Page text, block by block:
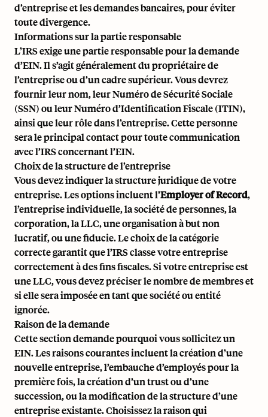
d’entreprise et les demandes bancaires, pour éviter
toute divergence.
Informations sur la partie responsable
L’IRS exige une partie responsable pour la demande
d’EIN. Il s’agit généralement du propriétaire de
l’entreprise ou d’un cadre supérieur. Vous devrez
fournir leur nom, leur Numéro de Sécurité Sociale
(SSN) ou leur Numéro d’Identification Fiscale (ITIN),
ainsi que leur rôle dans l’entreprise. Cette personne
sera le principal contact pour toute communication
avec l’IRS concernant l’EIN.
Choix de la structure de l’entreprise
Vous devez indiquer la structure juridique de votre
entreprise. Les options incluent l’Employer of Record,
l’entreprise individuelle, la société de personnes, la
corporation, la LLC, une organisation à but non
lucratif, ou une fiducie. Le choix de la catégorie
correcte garantit que l’IRS classe votre entreprise
correctement à des fins fiscales. Si votre entreprise est
une LLC, vous devez préciser le nombre de membres et
si elle sera imposée en tant que société ou entité
ignorée.
Raison de la demande
Cette section demande pourquoi vous sollicitez un
EIN. Les raisons courantes incluent la création d’une
nouvelle entreprise, l’embauche d’employés pour la
première fois, la création d’un trust ou d’une
succession, ou la modification de la structure d’une
entreprise existante. Choisissez la raison qui